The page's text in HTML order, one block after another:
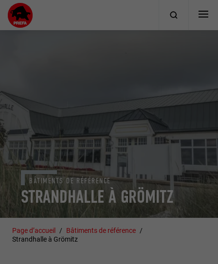
STRANDHALLE À GRÖMITZ
BÂTIMENTS DE RÉFÉRENCE
Page d’accueil
Bâtiments de référence
Strandhalle à Grömitz